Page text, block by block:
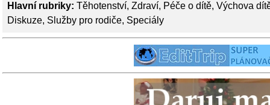
Hlavní rubriky: Těhotenství, Zdraví, Péče o dítě, Výchova
Diskuze, Služby pro rodiče, Speciály